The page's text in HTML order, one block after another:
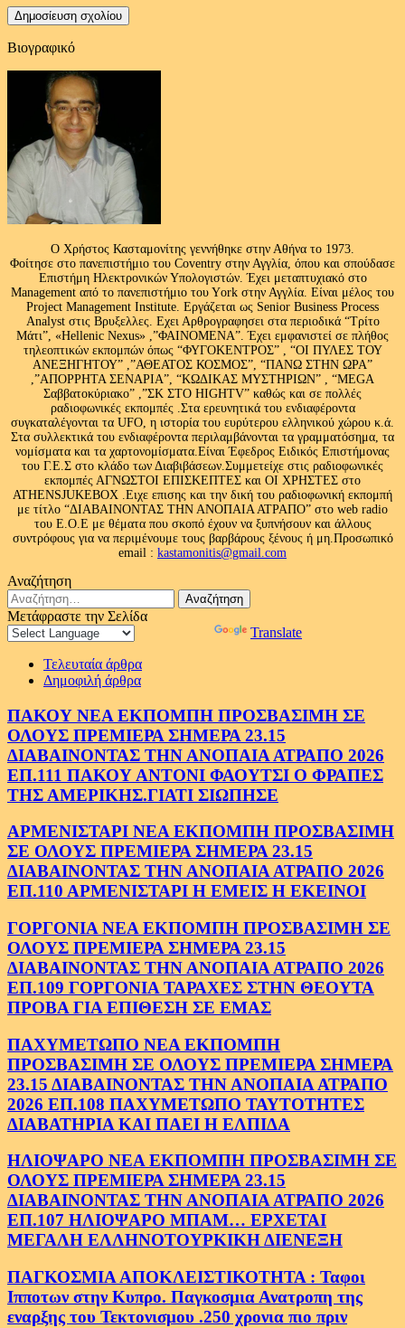
Βιογραφικό
Ο Χρήστος Κασταμονίτης γεννήθηκε στην Αθήνα το 1973.
Φοίτησε στο πανεπιστήμιο του Coventry στην Αγγλία, όπου και σπούδασε
Επιστήμη Ηλεκτρονικών Υπολογιστών. Έχει μεταπτυχιακό στο
Management από το πανεπιστήμιο του Υork στην Αγγλία. Είναι μέλος του
Project Management Institute. Εργάζεται ως Senior Business Process
Analyst στις Βρυξελλες. Εχει Αρθρογραφησει στα περιοδικά “Τρίτο
Μάτι”, «Hellenic Nexus» ,”ΦΑΙΝΟΜΕΝΑ”. Έχει εμφανιστεί σε πλήθος
τηλεοπτικών εκπομπών όπως “ΦΥΓΟΚΕΝΤΡΟΣ” , “ΟΙ ΠΥΛΕΣ ΤΟΥ
ΑΝΕΞΗΓΗΤΟΥ” ,”ΑΘΕΑΤΟΣ ΚΟΣΜΟΣ”, “ΠΑΝΩ ΣΤΗΝ ΩΡΑ”
,”ΑΠΟΡΡΗΤΑ ΣΕΝΑΡΙΑ”, “ΚΩΔΙΚΑΣ ΜΥΣΤΗΡΙΩΝ” , “MEGA
Σαββατοκύριακο” ,”ΣΚ ΣΤΟ HIGHTV” καθώς και σε πολλές
ραδιοφωνικές εκπομπές .Στα ερευνητικά του ενδιαφέροντα
συγκαταλέγονται τα UFO, η ιστορία του ευρύτερου ελληνικού χώρου κ.ά.
Στα συλλεκτικά του ενδιαφέροντα περιλαμβάνονται τα γραμματόσημα, τα
νομίσματα και τα χαρτονομίσματα.Είναι Έφεδρος Ειδικός Επιστήμονας
του Γ.Ε.Σ στο κλάδο των Διαβιβάσεων.Συμμετείχε στις ραδιοφωνικές
εκπομπές ΑΓΝΩΣΤΟΙ ΕΠΙΣΚΕΠΤΕΣ και ΟΙ ΧΡΗΣΤΕΣ στο
ATHENSJUKEBOX .Ειχε επισης και την δική του ραδιοφωνική εκπομπή
με τίτλο “ΔΙΑΒΑΙΝΟΝΤΑΣ ΤΗΝ ΑΝΟΠΑΙΑ ΑΤΡΑΠΟ” στο web radio
του Ε.Ο.Ε με θέματα που σκοπό έχουν να ξυπνήσουν και άλλους
συντρόφους για να περιμένουμε τους βαρβάρους ξένους ή μη.Προσωπικό
email : kastamonitis@gmail.com
Αναζήτηση
Αναζήτηση
για:
Μετάφραστε την Σελίδα
Translate
Τελευταία άρθρα
Δημοφιλή άρθρα
ΠΑΚΟΥ ΝΕΑ ΕΚΠΟΜΠΗ ΠΡΟΣΒΑΣΙΜΗ ΣΕ
ΟΛΟΥΣ ΠΡΕΜΙΕΡΑ ΣΗΜΕΡΑ 23.15
ΔΙΑΒΑΙΝΟΝΤΑΣ ΤΗΝ ΑΝΟΠΑΙΑ ΑΤΡΑΠΟ 2026
ΕΠ.111 ΠΑΚΟΥ ΑΝΤΟΝΙ ΦΑΟΥΤΣΙ Ο ΦΡΑΠΕΣ
ΤΗΣ ΑΜΕΡΙΚΗΣ.ΓΙΑΤΙ ΣΙΩΠΗΣΕ
ΑΡΜΕΝΙΣΤΑΡΙ ΝΕΑ ΕΚΠΟΜΠΗ ΠΡΟΣΒΑΣΙΜΗ
ΣΕ ΟΛΟΥΣ ΠΡΕΜΙΕΡΑ ΣΗΜΕΡΑ 23.15
ΔΙΑΒΑΙΝΟΝΤΑΣ ΤΗΝ ΑΝΟΠΑΙΑ ΑΤΡΑΠΟ 2026
ΕΠ.110 ΑΡΜΕΝΙΣΤΑΡΙ Η ΕΜΕΙΣ Η ΕΚΕΙΝΟΙ
ΓΟΡΓΟΝΙΑ ΝΕΑ ΕΚΠΟΜΠΗ ΠΡΟΣΒΑΣΙΜΗ ΣΕ
ΟΛΟΥΣ ΠΡΕΜΙΕΡΑ ΣΗΜΕΡΑ 23.15
ΔΙΑΒΑΙΝΟΝΤΑΣ ΤΗΝ ΑΝΟΠΑΙΑ ΑΤΡΑΠΟ 2026
ΕΠ.109 ΓΟΡΓΟΝΙΑ ΤΑΡΑΧΕΣ ΣΤΗΝ ΘΕΟΥΤΑ
ΠΡΟΒΑ ΓΙΑ ΕΠΙΘΕΣΗ ΣΕ ΕΜΑΣ
ΠΑΧΥΜΕΤΩΠΟ ΝΕΑ ΕΚΠΟΜΠΗ
ΠΡΟΣΒΑΣΙΜΗ ΣΕ ΟΛΟΥΣ ΠΡΕΜΙΕΡΑ ΣΗΜΕΡΑ
23.15 ΔΙΑΒΑΙΝΟΝΤΑΣ ΤΗΝ ΑΝΟΠΑΙΑ ΑΤΡΑΠΟ
2026 ΕΠ.108 ΠΑΧΥΜΕΤΩΠΟ ΤΑΥΤΟΤΗΤΕΣ
ΔΙΑΒΑΤΗΡΙΑ ΚΑΙ ΠΑΕΙ Η ΕΛΠΙΔΑ
ΗΛΙΟΨΑΡΟ ΝΕΑ ΕΚΠΟΜΠΗ ΠΡΟΣΒΑΣΙΜΗ ΣΕ
ΟΛΟΥΣ ΠΡΕΜΙΕΡΑ ΣΗΜΕΡΑ 23.15
ΔΙΑΒΑΙΝΟΝΤΑΣ ΤΗΝ ΑΝΟΠΑΙΑ ΑΤΡΑΠΟ 2026
ΕΠ.107 ΗΛΙΟΨΑΡΟ ΜΠΑΜ… ΕΡΧΕΤΑΙ
ΜΕΓΑΛΗ ΕΛΛΗΝΟΤΟΥΡΚΙΚΗ ΔΙΕΝΕΞΗ
ΠΑΓΚΟΣΜΙΑ ΑΠΟΚΛΕΙΣΤΙΚΟΤΗΤΑ : Ταφοι
Ιπποτων στην Κυπρο. Παγκοσμια Ανατροπη της
εναρξης του Τεκτονισμου .250 χρονια πιο πριν